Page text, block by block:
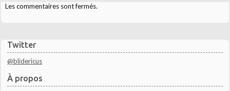
Twitter
@blidericus
À propos
Les commentaires sont fermés.